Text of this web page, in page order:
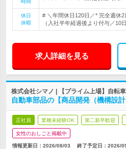
時間
休日
休暇
# ＼年間休日120日／* 完全週休
（入社半年経過後より付与／10
求人詳細を見る
株式会社シマノ | 【プライム上場】自転
自動車部品の【商品開発（機構設
正社員 業種未経験OK 第二新卒歓迎
女性のおしごと掲載中
情報更新日：2026/08/03 終了予定日： 2026/